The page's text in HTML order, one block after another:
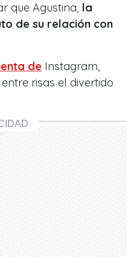
que Agustina, la
de su relación con
de Instagram,
risas el divertido